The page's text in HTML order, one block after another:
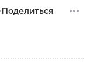
Поделиться